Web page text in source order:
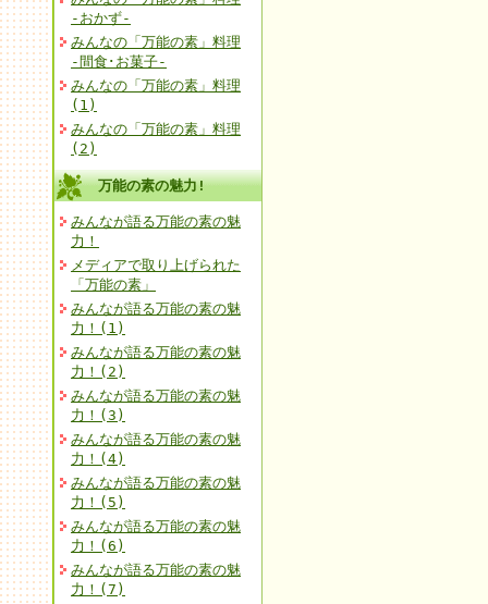
-おかず-
みんなの「万能の素」料理
-間食･お菓子-
みんなの「万能の素」料理
(1)
みんなの「万能の素」料理
(2)
万能の素の魅力!
みんなが語る万能の素の魅
力！
メディアで取り上げられた
「万能の素」
みんなが語る万能の素の魅
力！(1)
みんなが語る万能の素の魅
力！(2)
みんなが語る万能の素の魅
力！(3)
みんなが語る万能の素の魅
力！(4)
みんなが語る万能の素の魅
力！(5)
みんなが語る万能の素の魅
力！(6)
みんなが語る万能の素の魅
力！(7)